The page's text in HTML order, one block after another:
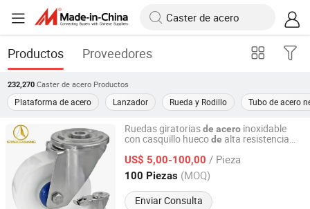
Productos Proveedores
232,270 Caster de acero Productos
Plataforma de acero Lanzador Rueda y Rodillo Tubo de acero
Ruedas giratoriasde acero inoxidable
con casquillo huecode alta resistencia
US$ 5,00-100,00 / Pieza
100 Piezas (MOQ)
Enviar Consulta
Stardrawing International Trading (Shanghai) Co., Ltd.
Shanghai, China Desde 2023